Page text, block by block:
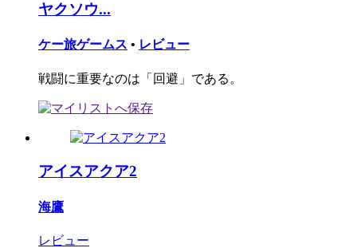
ヤクソウ...
ケー旅ゲームス • レビュー
戦闘に重要なのは「回避」である。
アイスアクア2
海鷹
レビュー